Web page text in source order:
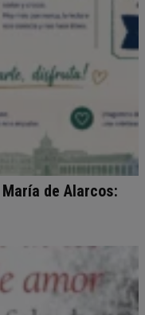
de Alarcos: